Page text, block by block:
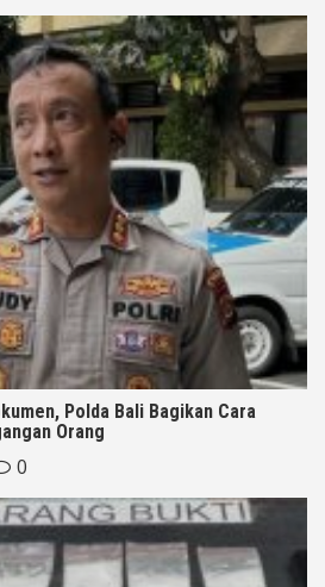
Polda Bali Bagikan Cara
Orang
0